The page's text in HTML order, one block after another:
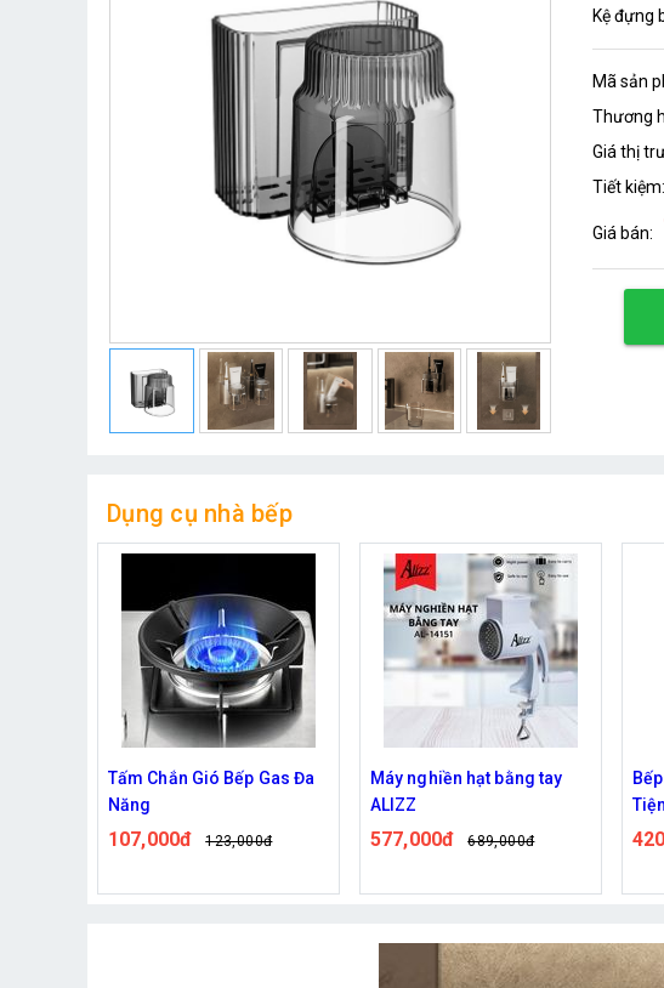
Kệ đựng
Mã sản
Thương
Giá thị
Tiết kiệm:
Giá bán:
Dụng cụ nhà bếp
Máy nghiền hạt bằng tay
ALIZZ
577,000đ 689,000đ
Bếp Điện Mặt Phẳng 1000W
Tiện Lợi
420,000đ 499,000đ
Giá